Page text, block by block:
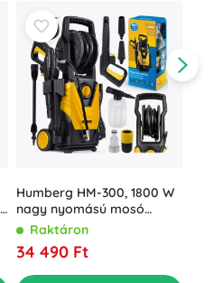
Humberg HM-300, 1800 W
nagy nyomású mosó
feltekerhető tömlővel, 230
Raktáron
34 490 Ft